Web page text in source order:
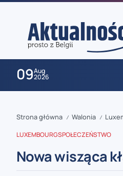
09Aug
2026
Strona główna / Walonia /
LUXEMBOURGSPOŁECZEŃSTWO
Nowa wisząca